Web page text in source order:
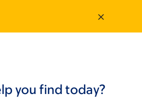
you find today?